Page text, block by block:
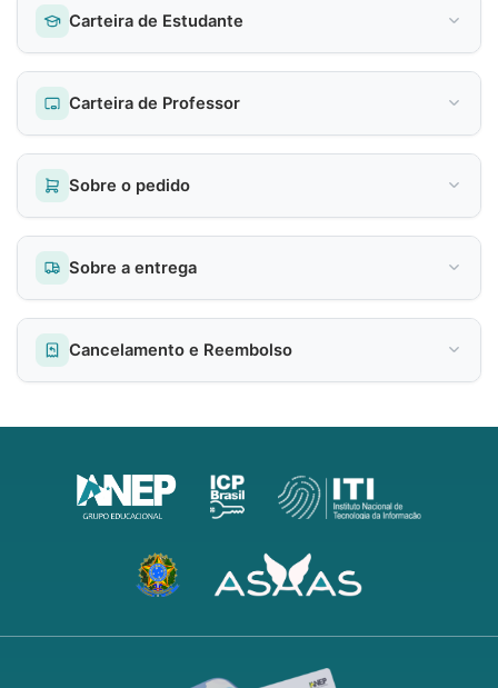
Carteira de Estudante
Carteira de Professor
Sobre o pedido
Sobre a entrega
Cancelamento e Reembolso